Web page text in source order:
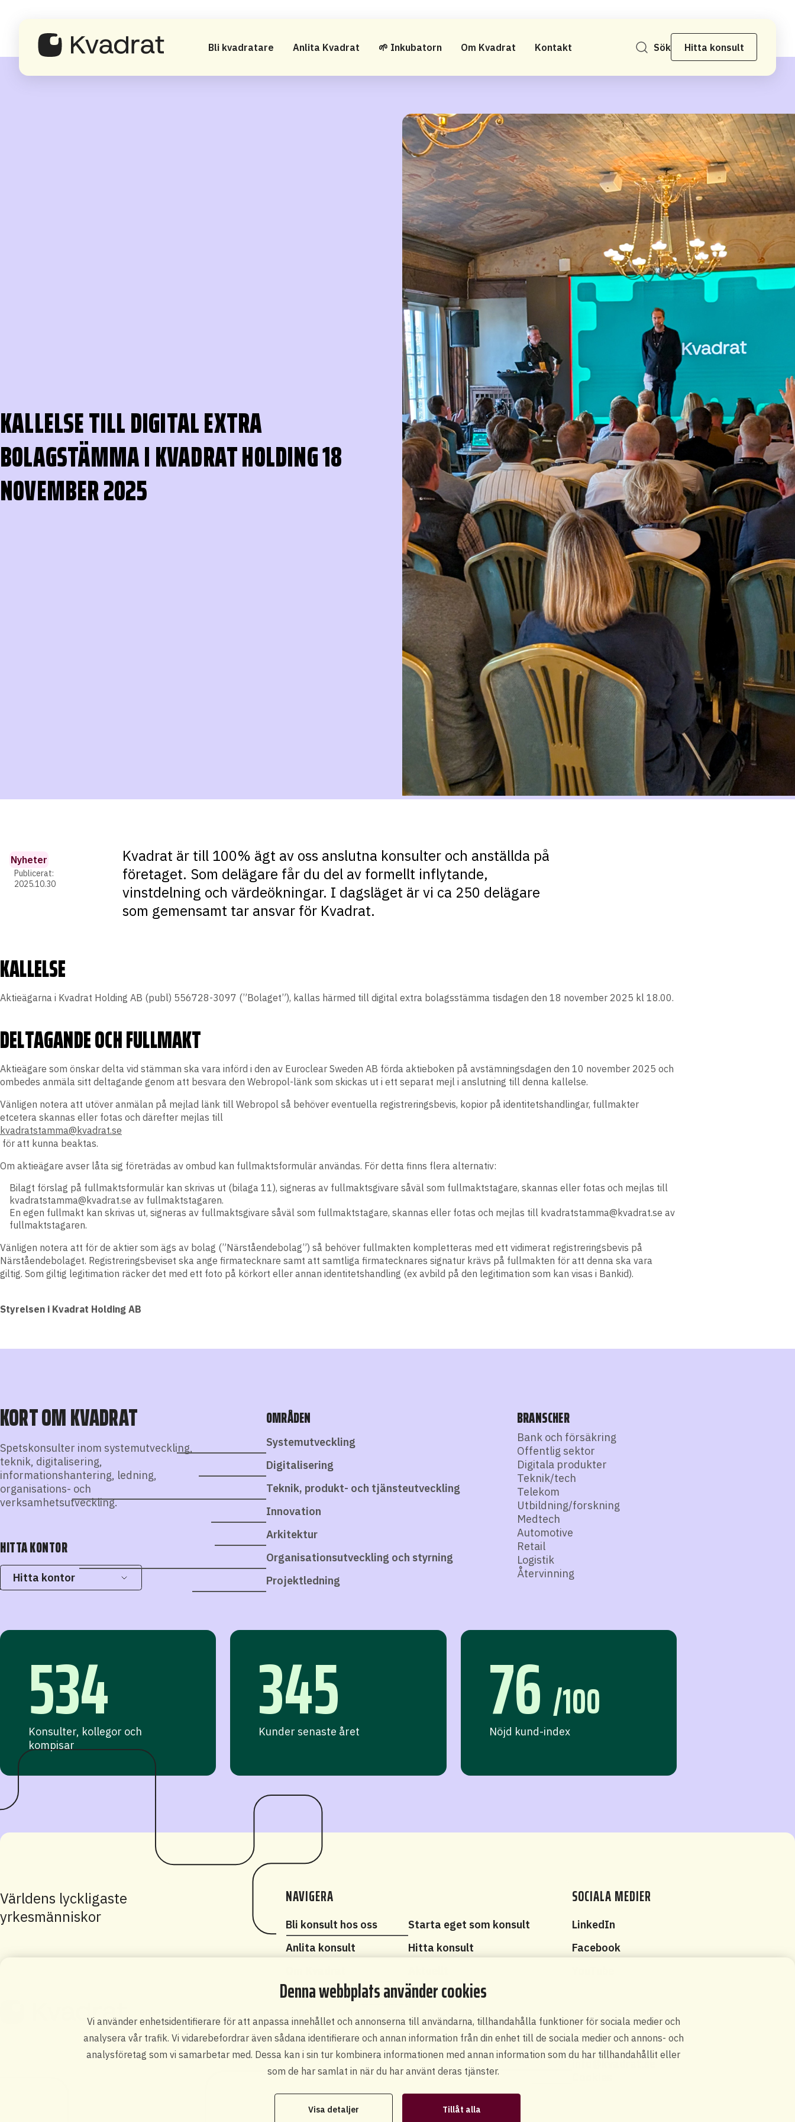
Denna webbplats använder cookies
Vi använder enhetsidentifierare för att anpassa innehållet och annonserna till användarna, tillhandahålla funktioner för sociala medier och
analysera vår trafik. Vi vidarebefordrar även sådana identifierare och annan information från din enhet till de sociala medier och annons- och
analysföretag som vi samarbetar med. Dessa kan i sin tur kombinera informationen med annan information som du har tillhandahållit eller
som de har samlat in när du har använt deras tjänster.
Visa detaljer Tillåt alla
Bli kvadratare Anlita Kvadrat 🌱 Inkubatorn Om Kvadrat Kontakt Sök Hitta konsult
KALLELSE TILL DIGITAL EXTRA
BOLAGSTÄMMA I KVADRAT HOLDING 18
NOVEMBER 2025
Nyheter
Publicerat:
2025.10.30
Kvadrat är till 100% ägt av oss anslutna konsulter och anställda på
företaget. Som delägare får du del av formellt inflytande,
vinstdelning och värdeökningar. I dagsläget är vi ca 250 delägare
som gemensamt tar ansvar för Kvadrat.
KALLELSE
Aktieägarna i Kvadrat Holding AB (publ) 556728-3097 (”Bolaget”), kallas härmed till digital extra bolagsstämma tisdagen den 18 november 2025 kl 18.00.
DELTAGANDE OCH FULLMAKT
Aktieägare som önskar delta vid stämman ska vara införd i den av Euroclear Sweden AB förda aktieboken på avstämningsdagen den 10 november 2025 och
ombedes anmäla sitt deltagande genom att besvara den Webropol-länk som skickas ut i ett separat mejl i anslutning till denna kallelse.
Vänligen notera att utöver anmälan på mejlad länk till Webropol så behöver eventuella registreringsbevis, kopior på identitetshandlingar, fullmakter
etcetera skannas eller fotas och därefter mejlas till
kvadratstamma@kvadrat.se
för att kunna beaktas.
Om aktieägare avser låta sig företrädas av ombud kan fullmaktsformulär användas. För detta finns flera alternativ:
Bilagt förslag på fullmaktsformulär kan skrivas ut (bilaga 11), signeras av fullmaktsgivare såväl som fullmaktstagare, skannas eller fotas och mejlas till
kvadratstamma@kvadrat.se av fullmaktstagaren.
En egen fullmakt kan skrivas ut, signeras av fullmaktsgivare såväl som fullmaktstagare, skannas eller fotas och mejlas till kvadratstamma@kvadrat.se av
fullmaktstagaren.
Vänligen notera att för de aktier som ägs av bolag (”Närståendebolag”) så behöver fullmakten kompletteras med ett vidimerat registreringsbevis på
Närståendebolaget. Registreringsbeviset ska ange firmatecknare samt att samtliga firmatecknares signatur krävs på fullmakten för att denna ska vara
giltig. Som giltig legitimation räcker det med ett foto på körkort eller annan identitetshandling (ex avbild på den legitimation som kan visas i Bankid).
Styrelsen i Kvadrat Holding AB
KORT OM KVADRAT
Spetskonsulter inom systemutveckling,
teknik, digitalisering,
informationshantering, ledning,
organisations- och
verksamhetsutveckling.
HITTA KONTOR
Hitta kontor
OMRÅDEN
Systemutveckling
Digitalisering
Teknik, produkt- och tjänsteutveckling
Innovation
Arkitektur
Organisationsutveckling och styrning
Projektledning
BRANSCHER
Bank och försäkring
Offentlig sektor
Digitala produkter
Teknik/tech
Telekom
Utbildning/forskning
Medtech
Automotive
Retail
Logistik
Återvinning
534
Konsulter, kollegor och
kompisar
345
Kunder senaste året 76 /100
Nöjd kund-index
NAVIGERA
Bli konsult hos oss
Starta eget som konsult
Anlita konsult
Hitta konsult
Kontakt
Pressrum
Inkubik
Friends - tidrapportering
SOCIALA MEDIER
LinkedIn
Facebook
Världens lyckligaste
yrkesmänniskor